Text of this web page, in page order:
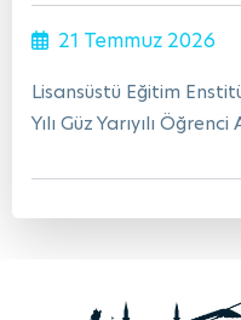
21 Temmuz 2026
Lisansüstü Eğitim
Yılı Güz Yarıyılı